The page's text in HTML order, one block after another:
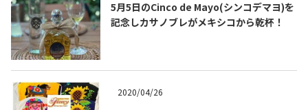
5月5日のCinco de Mayo(シンコデマヨ)を
記念しカサノブレがメキシコから乾杯！
2020/04/26